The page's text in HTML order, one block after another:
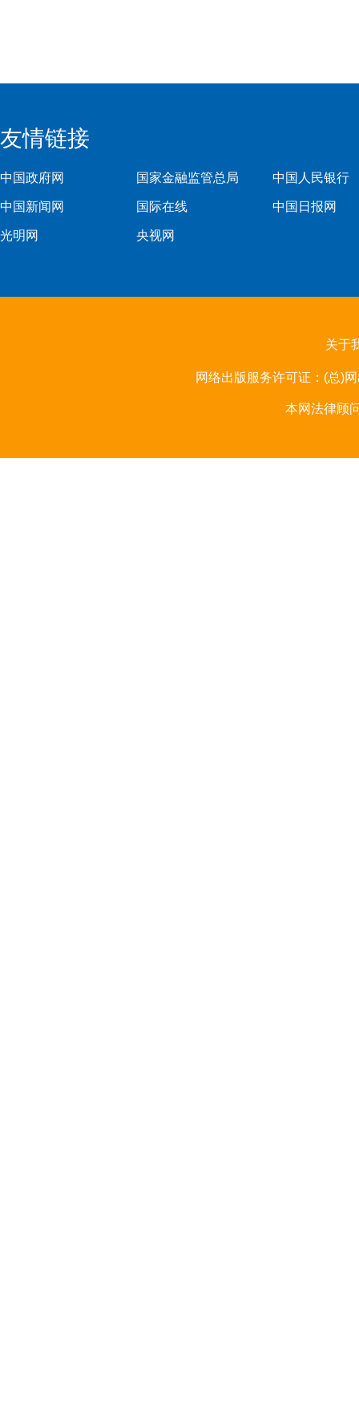
友情链接
中国政府网 国家金融监管总局 中国人民银行
中国新闻网 国际在线 中国日报网
光明网 央视网
关于
网络出版服务许可证：(总)
本网法律顾